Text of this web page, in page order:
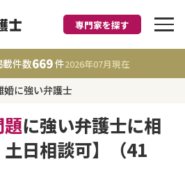
離婚に強い弁護士
事務所 669
件
更新日 :2026年07月31日
専門家を探す
件数669件2026年07月現在
婚に強い弁護士
題に強い弁護士に相
日相談可】（41